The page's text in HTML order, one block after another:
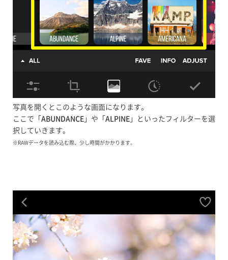
写真を開くとこのような画面になります。
ここで「 ABUNDANCE 」や「 ALPINE 」といったフィルターを選
択していきます。
※RAWデータを読み込む際、少し時間がかかります。